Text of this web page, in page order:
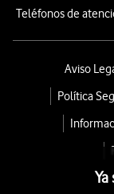
Teléfonos de
Aviso
Política